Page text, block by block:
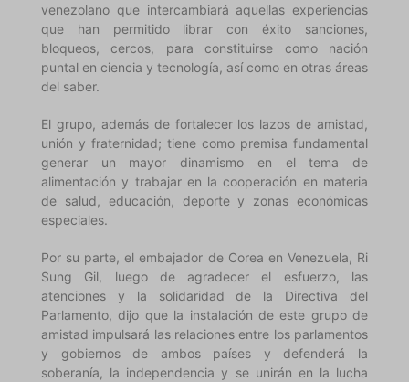
venezolano que intercambiará aquellas experiencias
que han permitido librar con éxito sanciones,
bloqueos, cercos, para constituirse como nación
puntal en ciencia y tecnología, así como en otras áreas
del saber.
El grupo, además de fortalecer los lazos de amistad,
unión y fraternidad; tiene como premisa fundamental
generar un mayor dinamismo en el tema de
alimentación y trabajar en la cooperación en materia
de salud, educación, deporte y zonas económicas
especiales.
Por su parte, el embajador de Corea en Venezuela, Ri
Sung Gil, luego de agradecer el esfuerzo, las
atenciones y la solidaridad de la Directiva del
Parlamento, dijo que la instalación de este grupo de
amistad impulsará las relaciones entre los parlamentos
y gobiernos de ambos países y defenderá la
soberanía, la independencia y se unirán en la lucha